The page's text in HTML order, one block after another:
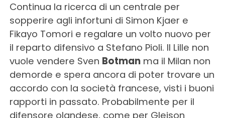
Continua la ricerca di un centrale per
sopperire agli infortuni di Simon Kjaer e
Fikayo Tomori e regalare un volto nuovo per
il reparto difensivo a Stefano Pioli. Il Lille non
vuole vendere Sven Botmanma il Milan non
demorde e spera ancora di poter trovare un
accordo con la società francese, visti i buoni
rapporti in passato. Probabilmente per il
difensore olandese, come per Gleison